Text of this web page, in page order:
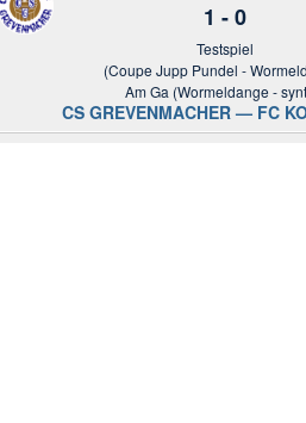
1 -0
Testspiel
(Coupe Jupp Pundel -
Am Ga (Wormeldange -
CS GREVENMACHER — FC